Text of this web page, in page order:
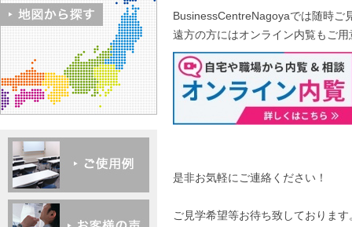
BusinessCentreNagoyaでは随時ご
遠方の方にはオンライン内覧もご
是非お気軽にご連絡ください！
ご見学希望等お待ち致しております